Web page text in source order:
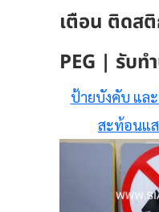
เตือน ติดส
PEG | รับท
ป้ายบังคับ แล
สะท้อนแส